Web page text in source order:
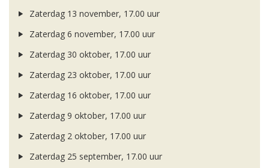
Zaterdag 13 november, 17.00 uur
Zaterdag 6 november, 17.00 uur
Zaterdag 30 oktober, 17.00 uur
Zaterdag 23 oktober, 17.00 uur
Zaterdag 16 oktober, 17.00 uur
Zaterdag 9 oktober, 17.00 uur
Zaterdag 2 oktober, 17.00 uur
Zaterdag 25 september, 17.00 uur